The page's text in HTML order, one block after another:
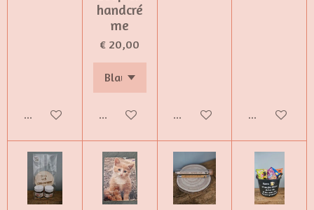
Bekijk details
handcré
me
€ 20,00
Bekijk details Bekijk details In